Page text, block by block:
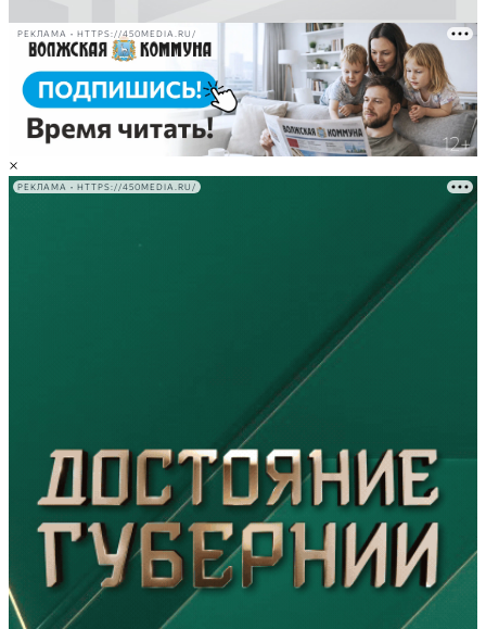
РЕКЛАМА • HTTPS://450MEDIA.RU/
×
РЕКЛАМА • HTTPS://450MEDIA.RU/